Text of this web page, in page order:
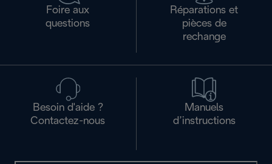
Foire aux
questions
Réparations et
pièces de
rechange
Besoin d'aide ?
Contactez-nous
Manuels
d’instructions